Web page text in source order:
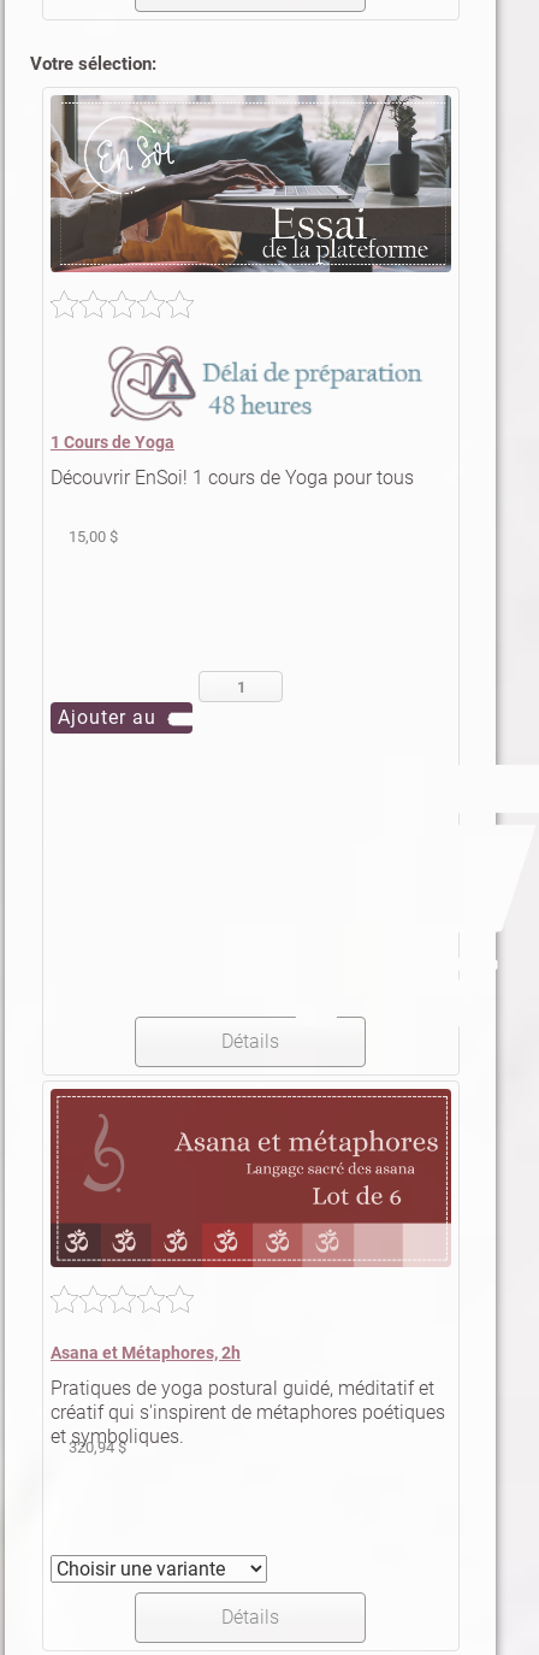
Votre sélection:
1 Cours de Yoga
Découvrir EnSoi! 1 cours de Yoga pour tous
15,00 $
Détails
Asana et Métaphores, 2h
Pratiques de yoga postural guidé, méditatif et
créatif qui s'inspirent de métaphores poétiques
et symboliques.
320,94 $
Détails